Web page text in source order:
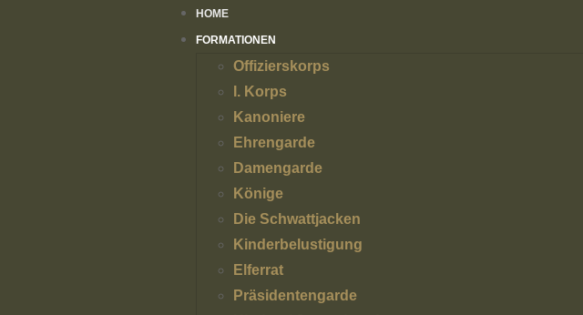
HOME
FORMATIONEN
Offizierskorps
I. Korps
Kanoniere
Ehrengarde
Damengarde
Könige
Die Schwattjacken
Kinderbelustigung
Elferrat
Präsidentengarde